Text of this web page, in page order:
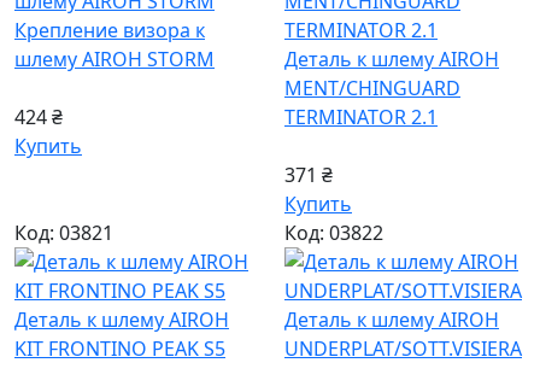
Крепление визора к
шлему AIROH STORM
424 ₴
Купить
Деталь к шлему AIROH
MENT/CHINGUARD
TERMINATOR 2.1
371 ₴
Купить
Код: 03821
Деталь к шлему AIROH
KIT FRONTINO PEAK S5
Код: 03822
Деталь к шлему AIROH
UNDERPLAT/SOTT.VISIERA